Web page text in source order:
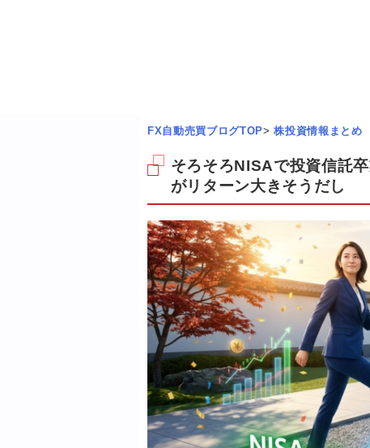
FX自動売買ブログTOP> 株投資情報まとめ
そろそろNISAで投資信託
がリターン大きそうだし